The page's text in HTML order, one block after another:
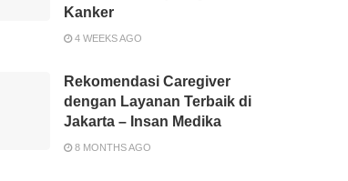
Kanker
4 WEEKS AGO
Rekomendasi Caregiver
dengan Layanan Terbaik di
Jakarta – Insan Medika
8 MONTHS AGO